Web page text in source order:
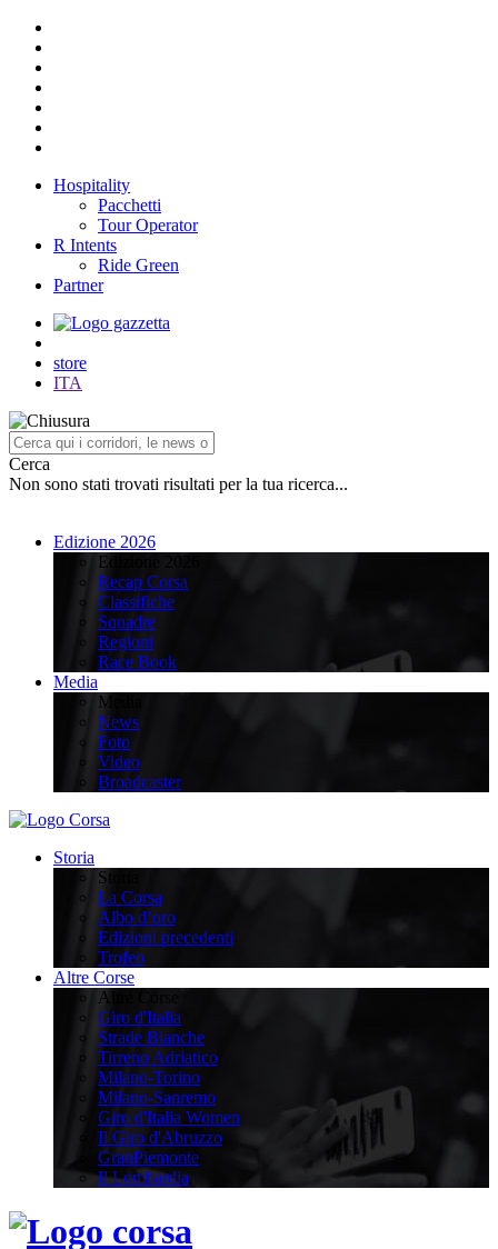
Hospitality
Pacchetti
Tour Operator
R Intents
Ride Green
Partner
store
ITA
Cerca
Non sono stati trovati risultati per la tua ricerca...
Edizione 2026
Edizione 2026
Recap Corsa
Classifiche
Squadre
Regioni
Race Book
Media
Media
News
Foto
Video
Broadcaster
Storia
Storia
La Corsa
Albo d’oro
Edizioni precedenti
Trofeo
Altre Corse
Altre Corse
Giro d'Italia
Strade Bianche
Tirreno Adriatico
Milano-Torino
Milano-Sanremo
Giro d'Italia Women
Il Giro d'Abruzzo
GranPiemonte
Il Lombardia